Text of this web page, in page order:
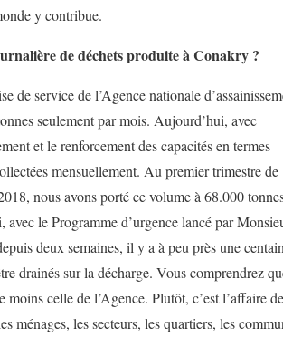
y contribue.
de déchets produite à Conakry ?
service de l’Agence nationale
seulement par mois. Aujourd’hui, avec
et le renforcement des capacités en termes
mensuellement. Au premier trimestre de
nous avons porté ce volume à 68.000
le Programme d’urgence lancé par
deux semaines, il y a à peu près une
drainés sur la décharge. Vous comprendrez
moins celle de l’Agence. Plutôt, c’est l’affaire de
ménages, les secteurs, les quartiers, les